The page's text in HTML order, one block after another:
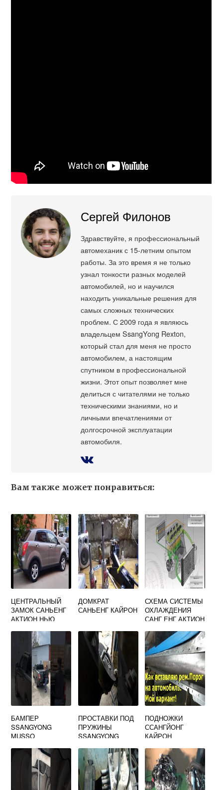
Сергей Филонов
Здравствуйте, я профессиональный
автомеханик с 15-летним опытом
работы. За это время я не только
узнал тонкости разных моделей
автомобилей, но и научился
находить уникальные решения для
самых сложных технических
проблем. С 2009 года я являюсь
владельцем SsangYong Rexton,
который стал для меня не просто
автомобилем, а настоящим
спутником в профессиональной
жизни. Этот опыт позволяет мне
делиться с читателями не только
техническими знаниями, но и
личными впечатлениями от
долгосрочной эксплуатации
автомобиля.
Вам также может понравиться:
ЦЕНТРАЛЬНЫЙ
ЗАМОК САНЬЕНГ
АКТИОН НЬЮ
ДОМКРАТ
САНЬЕНГ КАЙРОН
СХЕМА СИСТЕМЫ
ОХЛАЖДЕНИЯ
САНГ ЕНГ АКТИОН
БАМПЕР
SSANGYONG
MUSSO
ПРОСТАВКИ ПОД
ПРУЖИНЫ
SSANGYONG
ПОДНОЖКИ
ССАНГЙОНГ
КАЙРОН